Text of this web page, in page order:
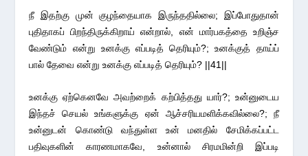
நீ இதற்கு முன் குழந்தையாக இருந்ததில்லை; இப்போதுதான்
புதிதாகப் பிறந்திருக்கிறாய் என்றால், என் மார்பகத்தை உறிஞ்ச
வேண்டும் என்று உனக்கு எப்படித் தெரியும்?; உனக்குத் தாய்ப்
பால் தேவை என்று உனக்கு எப்படித் தெரியும்? ||41||
உனக்கு ஏற்கெனவே அவற்றைக் கற்பித்தது யார்?; உன்னுடைய
இந்தச் செயல் உங்களுக்கு ஏன் ஆச்சரியமளிக்கவில்லை?; நீ
உன்னுடன் கொண்டு வந்துள்ள உன் மனதில் சேமிக்கப்பட்ட
பதிவுகளின் காரணமாகவே, உன்னால் சிரமமின்றி இப்படி